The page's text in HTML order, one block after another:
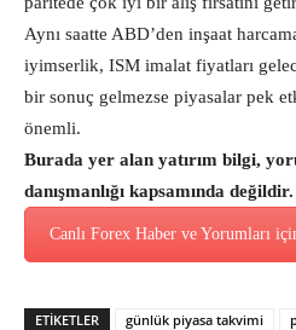
Aynı saatte ABD’den inşaat
iyimserlik, ISM imalat fiyatları
bir sonuç gelmezse piyasalar pek
önemli.
Burada yer alan yatırım bilgi,
danışmanlığı kapsamında değildir.
Canlı Forex Haber ve Yorumları
ETİKETLER günlük piyasa takvimi